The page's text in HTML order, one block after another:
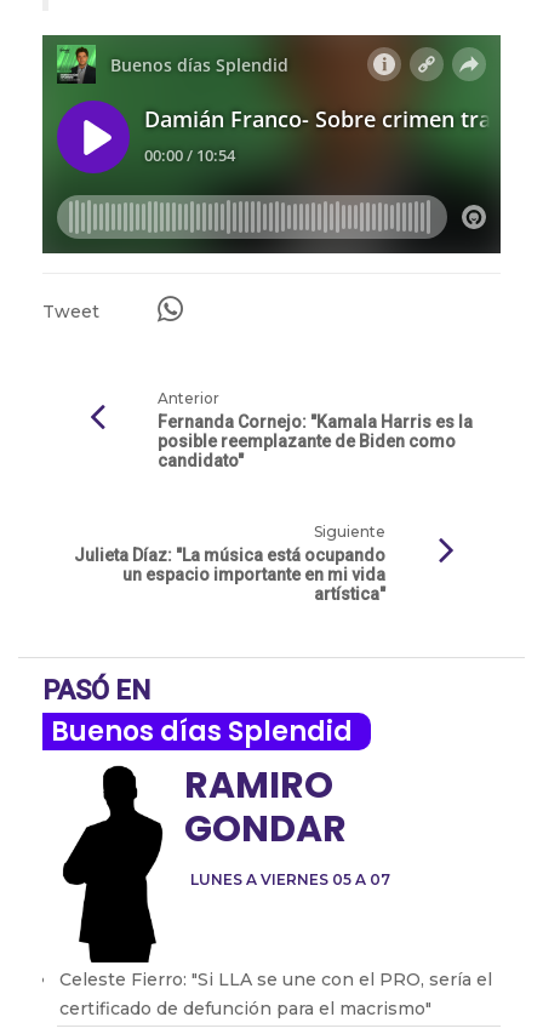
Tweet
Anterior
Fernanda Cornejo: "Kamala Harris es la
posible reemplazante de Biden como
candidato"
Siguiente
Julieta Díaz: "La música está ocupando
un espacio importante en mi vida
artística"
PASÓ EN
Buenos días Splendid
LUNES A VIERNES 05 A 07
RAMIRO
GONDAR
Celeste Fierro: "Si LLA se une con el PRO, sería el
certificado de defunción para el macrismo"